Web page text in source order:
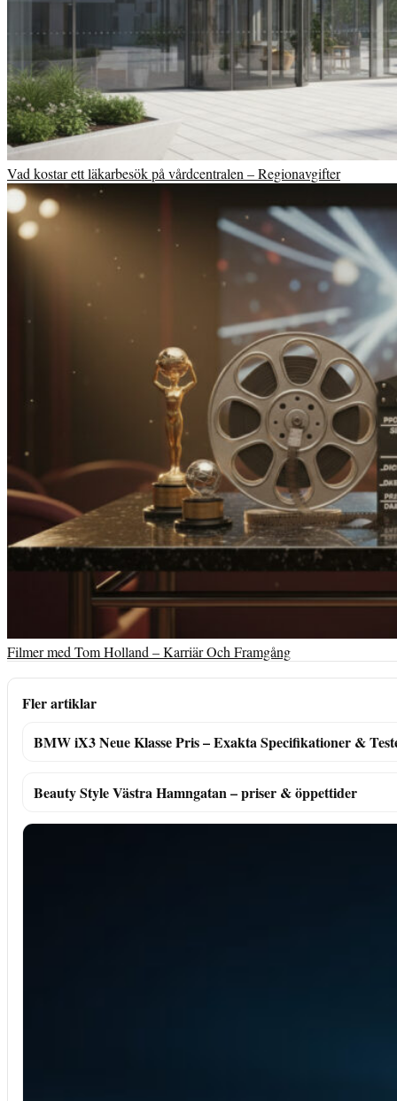
Vad kostar ett läkarbesök på vårdcentralen – Regionavgifter
Filmer med Tom Holland – Karriär Och Framgång
Fler artiklar
BMW iX3 Neue Klasse Pris – Exakta Specifikationer &
Beauty Style Västra Hamngatan – priser & öppettider